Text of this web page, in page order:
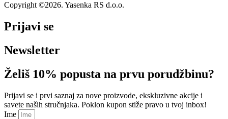
Copyright ©2026. Yasenka RS d.o.o.
Prijavi se
Newsletter
Želiš 10% popusta na prvu porudžbinu?
Prijavi se i prvi saznaj za nove proizvode, ekskluzivne akcije i
savete naših stručnjaka. Poklon kupon stiže pravo u tvoj inbox!
Ime